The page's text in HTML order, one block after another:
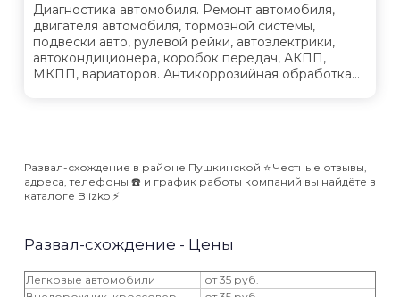
Диагностика автомобиля. Ремонт автомобиля,
двигателя автомобиля, тормозной системы,
подвески авто, рулевой рейки, автоэлектрики,
автокондиционера, коробок передач, АКПП,
МКПП, вариаторов. Антикоррозийная обработка...
Развал-схождение в районе Пушкинской ⭐️ Честные отзывы,
адреса, телефоны ☎️ и график работы компаний вы найдёте в
каталоге Blizko ⚡️
Развал-схождение - Цены
Легковые автомобили
от 35 руб.